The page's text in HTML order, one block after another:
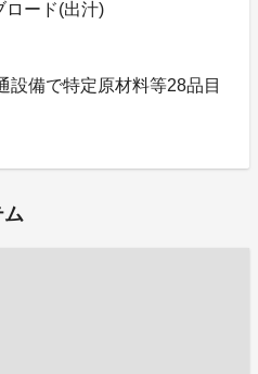
ロード(出汁)
設備で特定原材料等28品目
ム